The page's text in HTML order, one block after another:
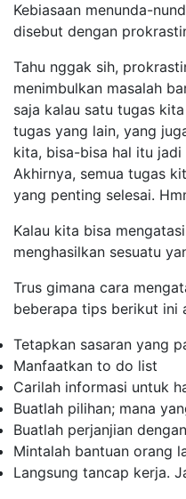
Kebiasaan menunda-
disebut dengan
Tahu nggak sih,
menimbulkan masalah
saja kalau satu tugas
tugas yang lain, yang
kita, bisa-bisa hal itu
Akhirnya, semua tugas
yang penting selesai.
Kalau kita bisa
menghasilkan sesuatu
Trus gimana cara
beberapa tips berikut ini
Tetapkan sasaran yang
Manfaatkan to do list
Carilah informasi untuk
Buatlah pilihan; mana
Buatlah perjanjian
Mintalah bantuan orang
Langsung tancap kerja.